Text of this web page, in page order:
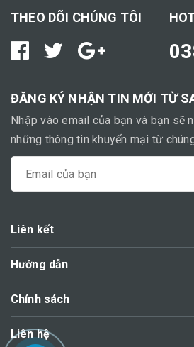
THEO DÕI CHÚNG TÔI
ĐĂNG KÝ NHẬN TIN MỚI TỪ
Nhập vào email của bạn và bạn sẽ
những thông tin khuyến mại từ
Liên kết
Hướng dẫn
Chính sách
Liên hệ